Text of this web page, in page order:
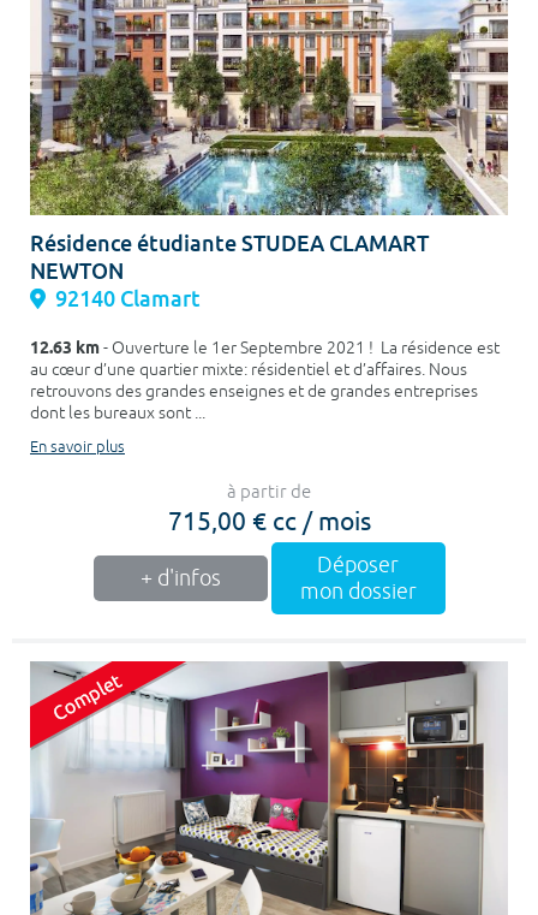
Résidence étudiante STUDEA CLAMART
NEWTON
92140 Clamart
12.63 km- Ouverture le 1er Septembre 2021 ! La résidence est
au cœur d’une quartier mixte: résidentiel et d’affaires. Nous
retrouvons des grandes enseignes et de grandes entreprises
dont les bureaux sont ...
En savoir plus
à partir de
715,00 € cc / mois
+ d'infos
Déposer
mon dossier